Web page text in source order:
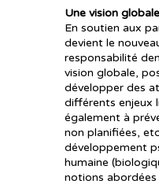
Une vision
En soutien aux
devient le
responsabilité
vision globale,
développer des
différents enjeux
également à
non planifiées,
développement
humaine
notions abordées